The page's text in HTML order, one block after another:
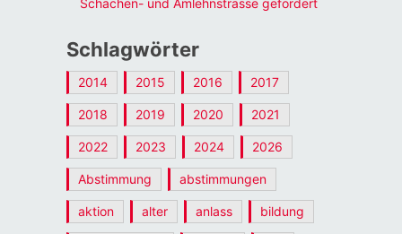
Schlagwörter
2014 2015 2016 2017
2018 2019 2020 2021
2022 2023 2024 2026
Abstimmung abstimmungen
aktion alter anlass bildung